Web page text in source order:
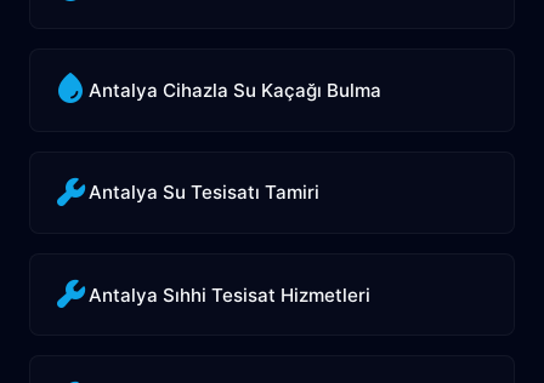
Antalya Cihazla Su Kaçağı Bulma
Antalya Su Tesisatı Tamiri
Antalya Sıhhi Tesisat Hizmetleri